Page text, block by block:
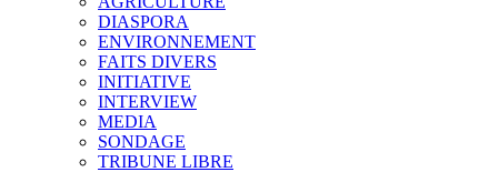
DIASPORA
ENVIRONNEMENT
FAITS DIVERS
INITIATIVE
INTERVIEW
MEDIA
SONDAGE
TRIBUNE LIBRE